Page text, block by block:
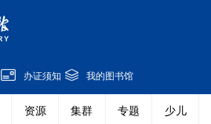
办证须知 我的图书馆
资源 集群 专题 少儿